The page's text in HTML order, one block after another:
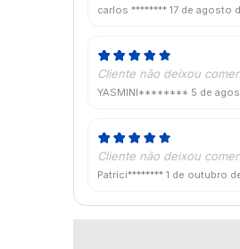
carlos ******** 17 de agosto
Cliente não deixou
YASMINI******** 5 de
Cliente não deixou
Patrici******** 1 de outubro